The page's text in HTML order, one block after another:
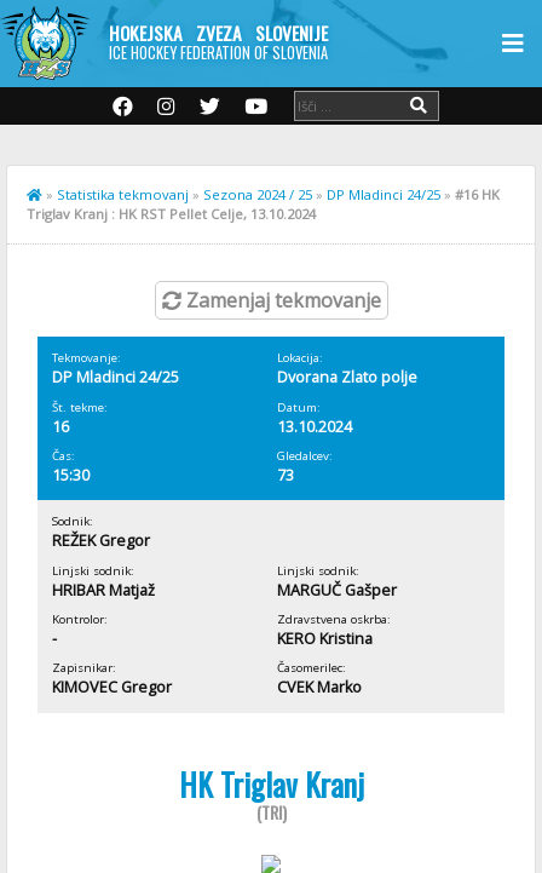
HOKEJSKA ZVEZA SLOVENIJE
ICE HOCKEY FEDERATION OF SLOVENIA
» Statistika tekmovanj » Sezona 2024 / 25 » DP Mladinci 24/25 » #16 HK
Triglav Kranj : HK RST Pellet Celje, 13.10.2024
Zamenjaj tekmovanje
Tekmovanje:
DP Mladinci 24/25
Lokacija:
Dvorana Zlato polje
Št. tekme:
16
Datum:
13.10.2024
Čas:
15:30
Gledalcev:
73
Sodnik:
REŽEK Gregor
Linjski sodnik:
HRIBAR Matjaž
Linjski sodnik:
MARGUČ Gašper
Kontrolor:
-
Zdravstvena oskrba:
KERO Kristina
Zapisnikar:
KIMOVEC Gregor
Časomerilec:
CVEK Marko
HK Triglav Kranj
(TRI)